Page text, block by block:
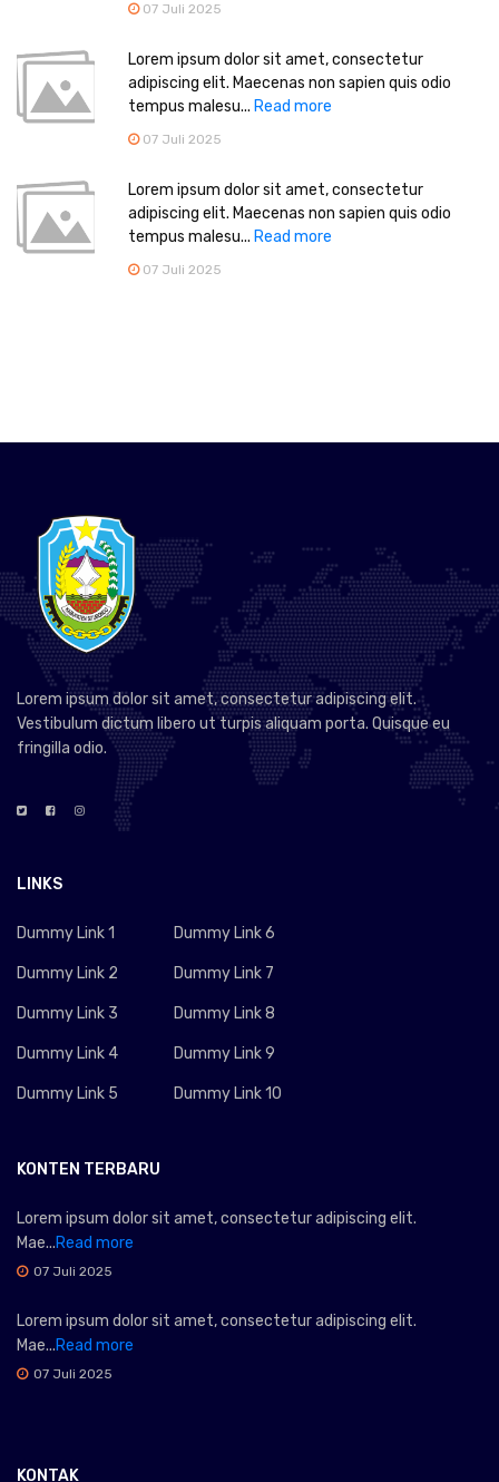
07 Juli 2025
Lorem ipsum dolor sit amet, consectetur
adipiscing elit. Maecenas non sapien quis odio
tempus malesu... Read more
07 Juli 2025
Lorem ipsum dolor sit amet, consectetur
adipiscing elit. Maecenas non sapien quis odio
tempus malesu... Read more
07 Juli 2025
Lorem ipsum dolor sit amet, consectetur adipiscing elit.
Vestibulum dictum libero ut turpis aliquam porta. Quisque eu
fringilla odio.
LINKS
Dummy Link 1
Dummy Link 2
Dummy Link 3
Dummy Link 4
Dummy Link 5
Dummy Link 6
Dummy Link 7
Dummy Link 8
Dummy Link 9
Dummy Link 10
KONTEN TERBARU
Lorem ipsum dolor sit amet, consectetur adipiscing elit.
Mae...Read more
07 Juli 2025
Lorem ipsum dolor sit amet, consectetur adipiscing elit.
Mae...Read more
07 Juli 2025
KONTAK